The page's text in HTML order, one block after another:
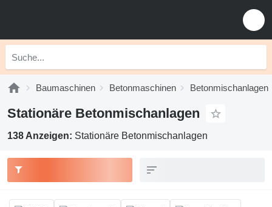
Baumaschinen Betonmaschinen Betonmischanlagen
Stationäre Betonmischanlagen
138 Anzeigen: Stationäre Betonmischanlagen